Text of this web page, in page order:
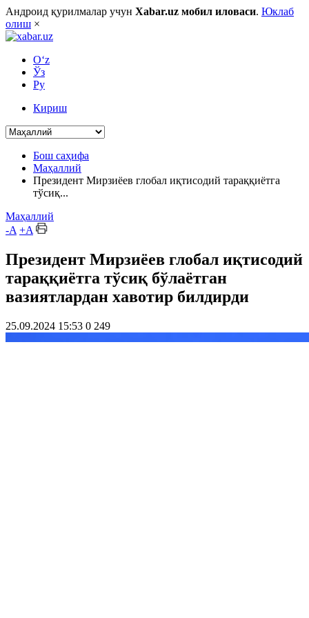
Андроид қурилмалар учун Xabar.uz мобил иловаси. Юклаб
олиш ×
O‘z
Ўз
Ру
Кириш
Бош саҳифа
Маҳаллий
Президент Мирзиёев глобал иқтисодий тараққиётга
тўсиқ...
Маҳаллий
-A +A
Президент Мирзиёев глобал иқтисодий
тараққиётга тўсиқ бўлаётган
вазиятлардан хавотир билдирди
25.09.2024 15:53 0 249